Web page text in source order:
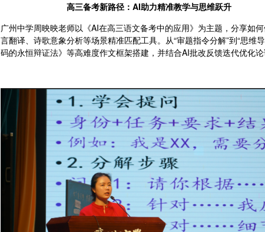
高三备考新路径：AI助力精准教学与思维跃升
广州中学周映映老师以《AI在高三语文备考中的应用》为主题，分享如
言翻译、诗歌意象分析等场景精准匹配工具。从“审题指令分解”到“思
码的永恒辩证法》 等高难度作文框架搭建，并结合AI批改反馈迭代优化论